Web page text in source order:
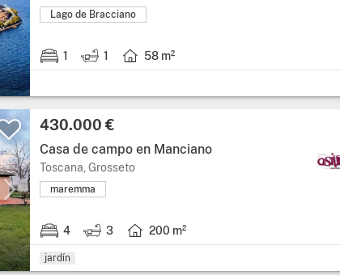
Lago de Bracciano
1
1 habitación. 1
1 baño. 58 m²
Superficie útil: 58 metros cuadrados.
Precio:
430.000 €
Casa de campo en Manciano
Toscana, GrossetoRegión: Toscana, provincia: Grosseto.
maremma
4
4 habitaciones.
3
3 baños. 200 m²
Superficie útil: 200 metros cuadrados.
jardín